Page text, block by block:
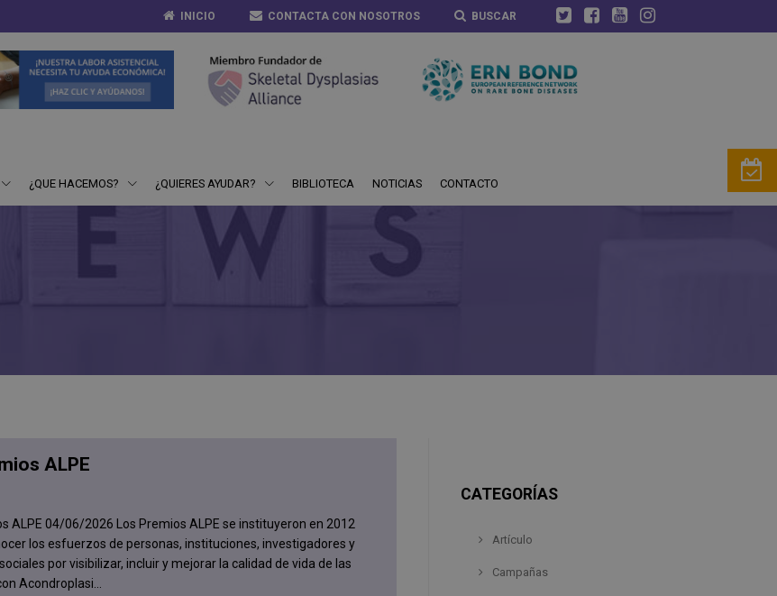
INICIO CONTACTA CON NOSOTROS BUSCAR
¿QUE HACEMOS? ¿QUIERES AYUDAR? BIBLIOTECA NOTICIAS CONTACTO
ALPE
ALPE 04/06/2026 Los Premios ALPE se instituyeron en 2012
los esfuerzos de personas, instituciones, investigadores y
por visibilizar, incluir y mejorar la calidad de vida de las
Acondroplasi...
CATEGORÍAS
Artículo
Campañas